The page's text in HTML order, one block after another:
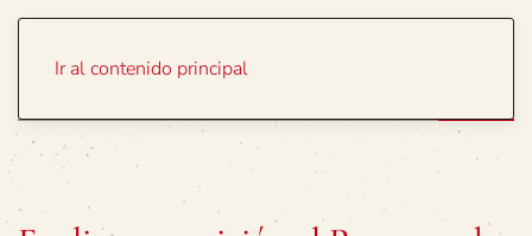
Ir al contenido principal